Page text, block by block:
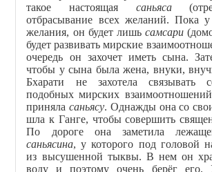
такое настоящая саньяса
отбрасывание всех желаний. Пока у
желания, он будет лишьсамсари
будет развивать мирские
очередь он захочет иметь сына.
чтобы у сына была жена, внуки,
Бхарати не захотела связывать
подобных мирских
приняласаньясу. Однажды она со
шла к Ганге, чтобы совершить
По дороге она заметила
саньясина, у которого под головой
из высушенной тыквы. В нем он
воду и поэтому очень берёг его.